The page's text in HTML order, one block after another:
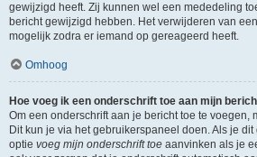
gewijzigd heeft. Zij kunnen wel een mededeling
bericht gewijzigd hebben. Het verwijderen van
mogelijk zodra er iemand op gereageerd heeft.
Omhoog
Hoe voeg ik een onderschrift toe aan mijn
Om een onderschrift aan je bericht toe te voegen,
Dit kun je via het gebruikerspaneel doen. Als je
optie voeg mijn onderschrift toe aanvinken als je